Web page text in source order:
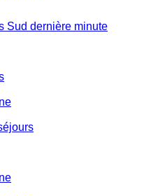
Sud dernière minute